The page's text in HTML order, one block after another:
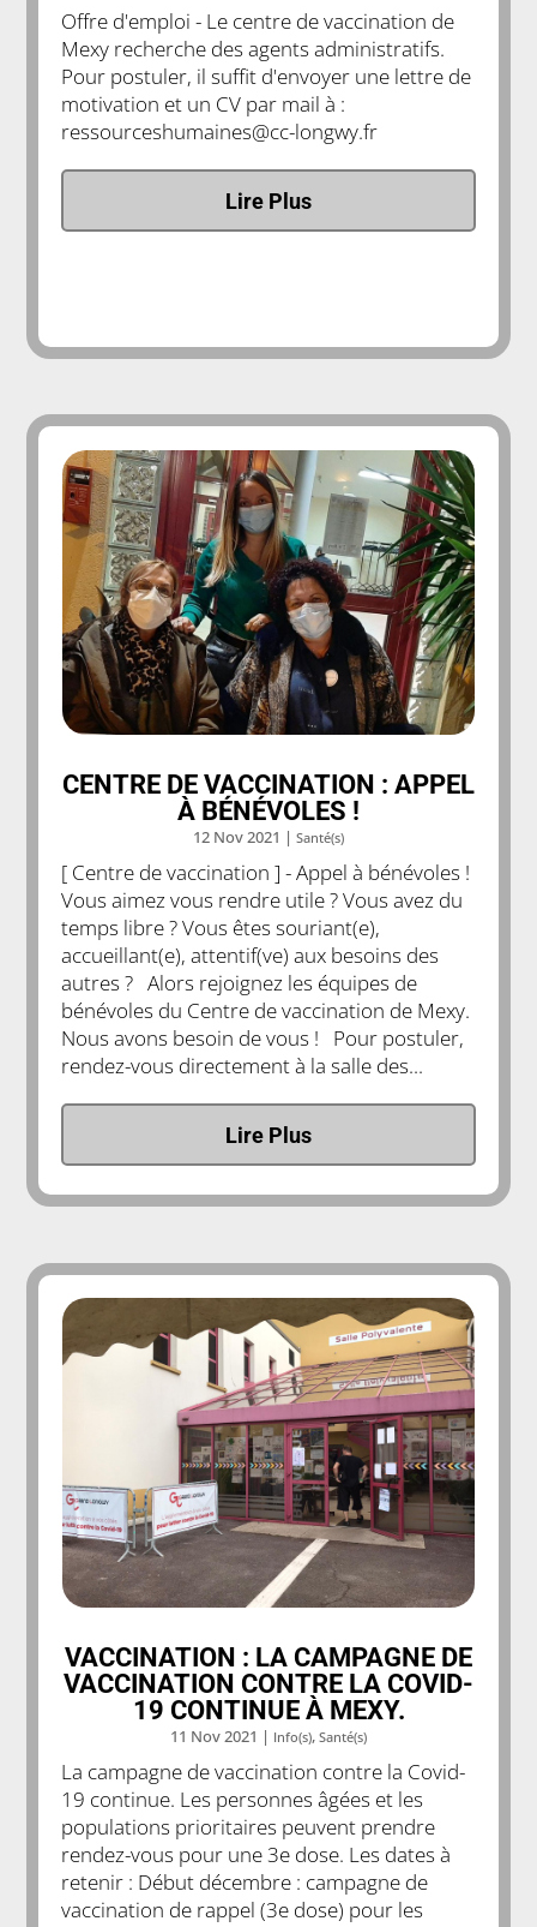
Offre d'emploi - Le centre de vaccination de
Mexy recherche des agents administratifs.
Pour postuler, il suffit d'envoyer une lettre de
motivation et un CV par mail à :
ressourceshumaines@cc-longwy.fr
Lire Plus
CENTRE DE VACCINATION : APPEL
À BÉNÉVOLES !
12 Nov 2021 | Santé(s)
[ Centre de vaccination ] - Appel à bénévoles !
Vous aimez vous rendre utile ? Vous avez du
temps libre ? Vous êtes souriant(e),
accueillant(e), attentif(ve) aux besoins des
autres ? Alors rejoignez les équipes de
bénévoles du Centre de vaccination de Mexy.
Nous avons besoin de vous ! Pour postuler,
rendez-vous directement à la salle des...
Lire Plus
VACCINATION : LA CAMPAGNE DE
VACCINATION CONTRE LA COVID-
19 CONTINUE À MEXY.
11 Nov 2021 | Info(s), Santé(s)
La campagne de vaccination contre la Covid-
19 continue. Les personnes âgées et les
populations prioritaires peuvent prendre
rendez-vous pour une 3e dose. Les dates à
retenir : Début décembre : campagne de
vaccination de rappel (3e dose) pour les